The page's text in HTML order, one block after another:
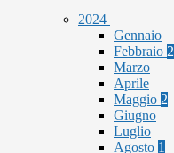
2024
Gennaio
Febbraio 2
Marzo
Aprile
Maggio 2
Giugno
Luglio
Agosto 1